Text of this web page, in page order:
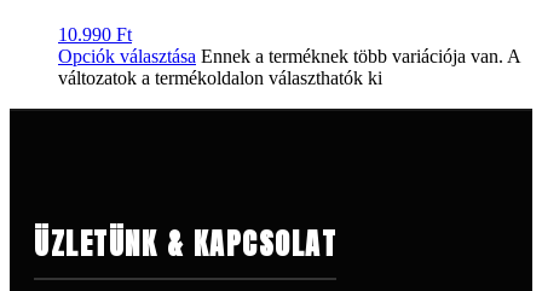
10.990 Ft
Opciók választása Ennek a terméknek több variációja van. A
változatok a termékoldalon választhatók ki
ÜZLETÜNK & KAPCSOLAT